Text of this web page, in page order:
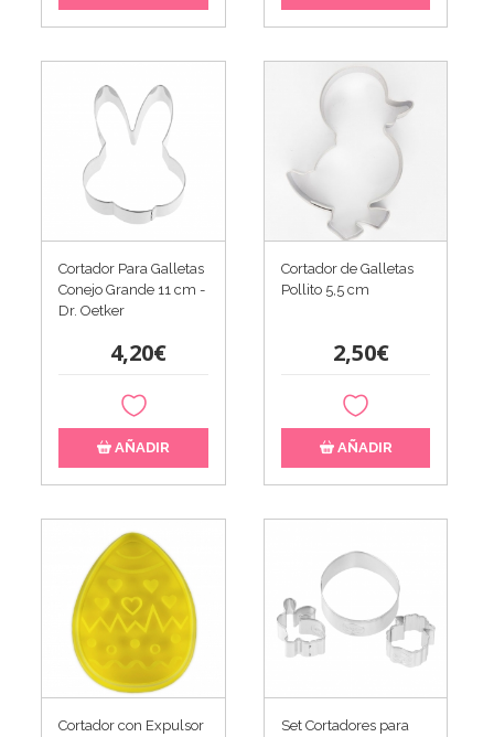
Cortador Para Galletas
Conejo Grande 11 cm -
Dr. Oetker
4,20€
AÑADIR
Cortador de Galletas
Pollito 5,5 cm
2,50€
AÑADIR
Cortador con Expulsor
Set Cortadores para